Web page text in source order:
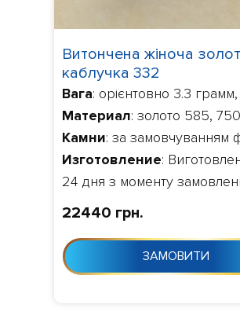
Витончена жіноча
каблучка 332
Вага: орієнтовно 3.3 грамм,
Материал: золото 585,
Камни: за замовчуванням
Изготовление:
24 дня з моменту
22440 грн.
ЗАМОВИТИ